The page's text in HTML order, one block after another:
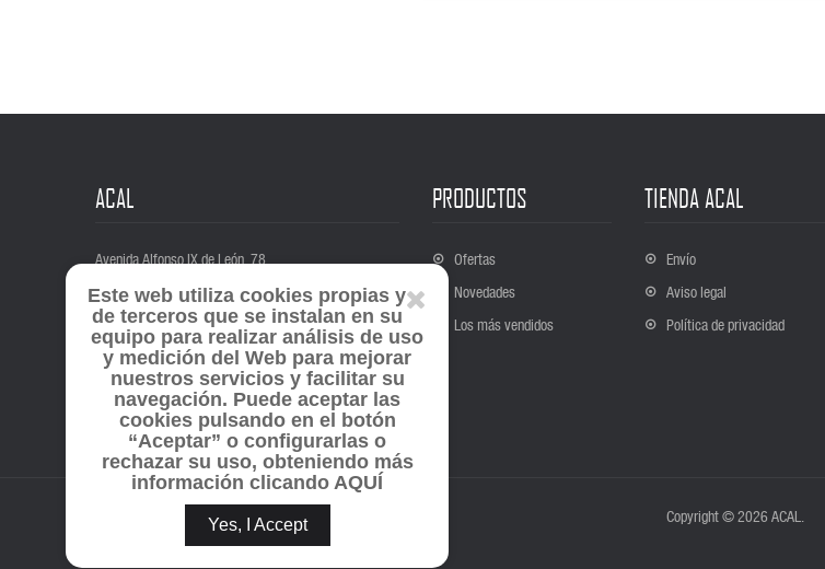
ACAL
Avenida Alfonso IX de León, 78
37004 Salamanca
Teléfono:+34 650 336 756
Correo electrónico: administracion@acal.es
PRODUCTOS
Ofertas
Novedades
Los más vendidos
TIENDA ACAL
Envío
Aviso legal
Política de privacidad
Copyright © 2026 ACAL.
Este web utiliza cookies propias y
de terceros que se instalan en su
equipo para realizar análisis de uso
y medición del Web para mejorar
nuestros servicios y facilitar su
navegación. Puede aceptar las
cookies pulsando en el botón
“Aceptar” o configurarlas o
rechazar su uso, obteniendo más
información clicando AQUÍ
Yes, I Accept